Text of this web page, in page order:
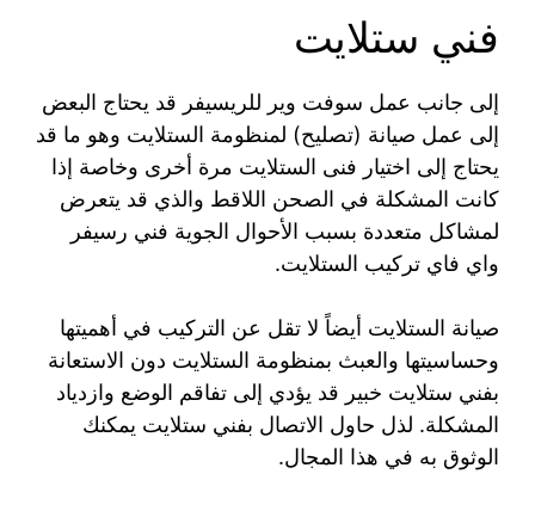
فني ستلايت
إلى جانب عمل سوفت وير للريسيفر قد يحتاج البعض
إلى عمل صيانة (تصليح) لمنظومة الستلايت وهو ما قد
يحتاج إلى اختيار فنى الستلايت مرة أخرى وخاصة إذا
كانت المشكلة في الصحن اللاقط والذي قد يتعرض
لمشاكل متعددة بسبب الأحوال الجوية فني رسيفر
واي فاي تركيب الستلايت.
صيانة الستلايت أيضاً لا تقل عن التركيب في أهميتها
وحساسيتها والعبث بمنظومة الستلايت دون الاستعانة
بفني ستلايت خبير قد يؤدي إلى تفاقم الوضع وازدياد
المشكلة. لذل حاول الاتصال بفني ستلايت يمكنك
الوثوق به في هذا المجال.